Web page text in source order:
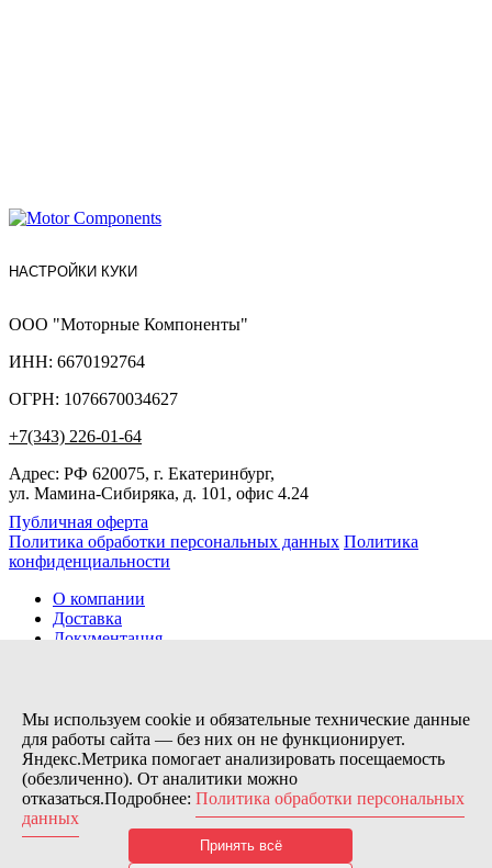
НАСТРОЙКИ КУКИ
ООО "Моторные Компоненты"
ИНН: 6670192764
ОГРН: 1076670034627
+7(343) 226-01-64
Адрес: РФ 620075, г. Екатеринбург,
ул. Мамина-Сибиряка, д. 101, офис 4.24
Публичная оферта
Политика обработки персональных данных Политика
конфиденциальности
О компании
Доставка
Документация
Контакты
Заказов сегодня / Всего
21
11173
Нас можно найти тут:
© 2026 Motor Components. Все права защищены
Мы используем cookie и обязательные технические данные
для работы сайта — без них он не функционирует.
Яндекс.Метрика помогает анализировать посещаемость
(обезличенно). От аналитики можно
отказаться.Подробнее: Политика обработки персональных
данных
Принять всё